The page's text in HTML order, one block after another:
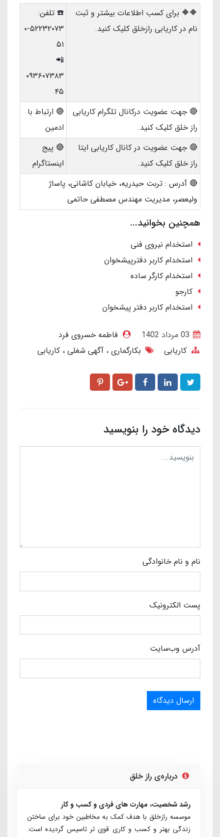
🔶🔶 برای کسب اطلاعات بیشتر و ثبت
نام در کاریابی رازخلق کلیک کنید.
☎️ تلفن:
۵۲۲۳۲۰۷۳-۰
۵۱
📲
۰۹۳۶۰۷۳۸۳
۴۵
🔴 جهت عضویت درکانال تلگرام کاریابی
راز خلق کلیک کنید.
🔴 ارتباط با
ادمین
🔴 جهت عضویت در کانال کاریابی ایتا
راز خلق کلیک کنید.
🔴 پیج
اینستاگرام
🔴 آدرس : تربت حیدریه، خیابان کاشانی، پاساژ
ولیعصر، مدیریت مهندس مصطفی حاتمی
همچنین بخوانید...
استخدام نیروی فنی
استخدام کاربر دفترپیشخوان
استخدام کارگر ساده
کارجو
استخدام کاربر دفتر پیشخوان
فاطمه خسروی فرد
کاریابی
بکارگماری آگهی شغلی کاریابی
دیدگاه خود را بنویسید
نام و نام خانوادگی
پست الکترونیک
آدرس وب‌سایت
ارسال دیدگاه
درباره‌ی راز خلق
رشد شخصیت، مهارت های فردی و کسب و کار
موسسه رازخلق با هدف کمک به مخاطبین خود برای ساختن
زندگی بهتر و کسب و کاری قوی تر تاسیس گردیده است.